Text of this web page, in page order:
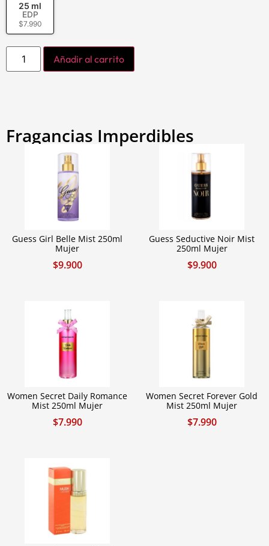
25 ml
EDP
$7.990
Añadir al carrito
Fragancias Imperdibles
Guess Girl Belle Mist 250ml
Mujer
$9.900
Guess Seductive Noir Mist
250ml Mujer
$9.900
Women Secret Daily Romance
Mist 250ml Mujer
$7.990
Women Secret Forever Gold
Mist 250ml Mujer
$7.990